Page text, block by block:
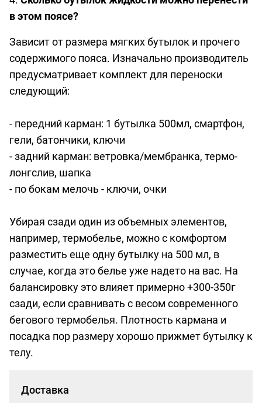
в этом поясе?
Зависит от размера мягких бутылок и прочего
содержимого пояса. Изначально производитель
предусматривает комплект для переноски
следующий:
- передний карман: 1 бутылка 500мл, смартфон,
гели, батончики, ключи
- задний карман: ветровка/мембранка, термо-
лонгслив, шапка
- по бокам мелочь - ключи, очки
Убирая сзади один из объемных элементов,
например, термобелье, можно с комфортом
разместить еще одну бутылку на 500 мл, в
случае, когда это белье уже надето на вас. На
балансировку это влияет примерно +300-350г
сзади, если сравнивать с весом современного
бегового термобелья. Плотность кармана и
посадка пор размеру хорошо прижмет бутылку к
телу.
Доставка